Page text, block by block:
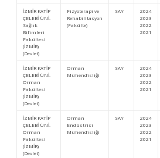
İZMİR KATİP
ÇELEBİ ÜNİ.
Sağlık
Bilimleri
Fakültesi
(İZMİR)
(Devlet)
Fizyoterapi ve
Rehabilitasyon
(Fakülte)
SAY
2024
2023
2022
2021
İZMİR KATİP
ÇELEBİ ÜNİ.
Orman
Fakültesi
(İZMİR)
(Devlet)
Orman
Mühendisliği
SAY
2024
2023
2022
2021
İZMİR KATİP
ÇELEBİ ÜNİ.
Orman
Fakültesi
(İZMİR)
(Devlet)
Orman
Endüstrisi
Mühendisliği
SAY
2024
2023
2022
2021